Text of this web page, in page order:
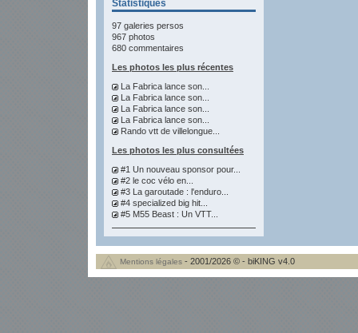
Statistiques
97 galeries persos
967 photos
680 commentaires
Les photos les plus récentes
La Fabrica lance son...
La Fabrica lance son...
La Fabrica lance son...
La Fabrica lance son...
Rando vtt de villelongue...
Les photos les plus consultées
#1 Un nouveau sponsor pour...
#2 le coc vélo en...
#3 La garoutade : l'enduro...
#4 specialized big hit...
#5 M55 Beast : Un VTT...
Mentions légales - 2001/2026 © - biKING v4.0